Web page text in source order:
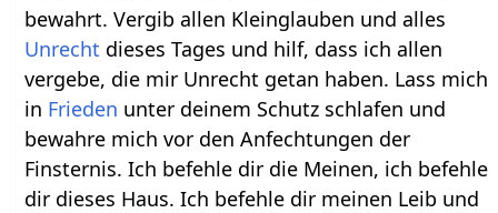
bewahrt. Vergib allen Kleinglauben und alles
Unrecht dieses Tages und hilf, dass ich allen
vergebe, die mir Unrecht getan haben. Lass mich
in Frieden unter deinem Schutz schlafen und
bewahre mich vor den Anfechtungen der
Finsternis. Ich befehle dir die Meinen, ich befehle
dir dieses Haus. Ich befehle dir meinen Leib und